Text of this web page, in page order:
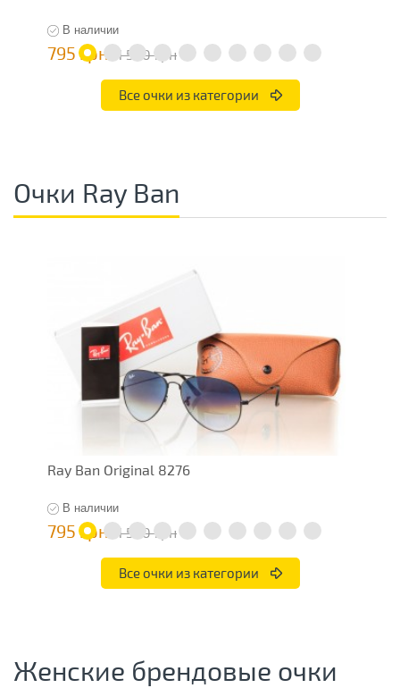
В наличии
795 грн 1 590 грн
Все очки из категории
Очки Ray Ban
Ray Ban Original 8276
В наличии
795 грн 1 590 грн
Все очки из категории
Женские брендовые очки